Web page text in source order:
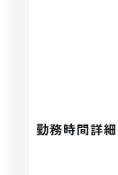
勤務時間詳細